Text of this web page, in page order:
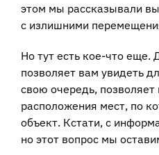
этом мы рассказывали
с излишними
Но тут есть кое-что еще.
позволяет вам увидеть
свою очередь,
расположения мест, по
объект. Кстати, с
но этот вопрос мы